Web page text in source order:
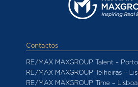
Contactos
RE/MAX MAXGROUP Talent – Porto
RE/MAX MAXGROUP Telheiras –
RE/MAX MAXGROUP Time – Lisboa